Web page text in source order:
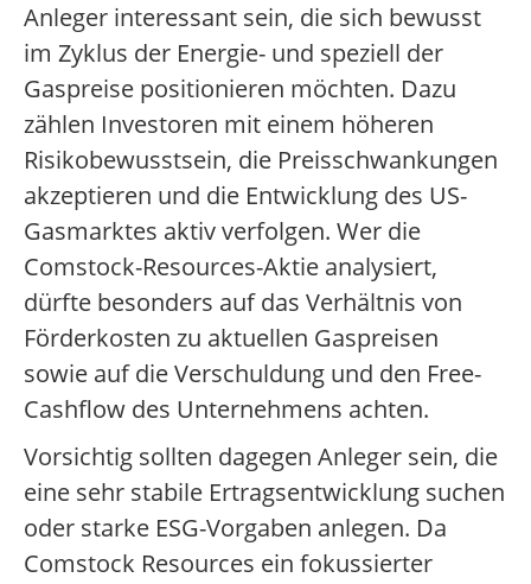
Anleger interessant sein, die sich bewusst
im Zyklus der Energie- und speziell der
Gaspreise positionieren möchten. Dazu
zählen Investoren mit einem höheren
Risikobewusstsein, die Preisschwankungen
akzeptieren und die Entwicklung des US-
Gasmarktes aktiv verfolgen. Wer die
Comstock-Resources-Aktie analysiert,
dürfte besonders auf das Verhältnis von
Förderkosten zu aktuellen Gaspreisen
sowie auf die Verschuldung und den Free-
Cashflow des Unternehmens achten.
Vorsichtig sollten dagegen Anleger sein, die
eine sehr stabile Ertragsentwicklung suchen
oder starke ESG-Vorgaben anlegen. Da
Comstock Resources ein fokussierter